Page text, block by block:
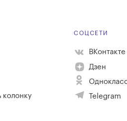
колонку
СОЦСЕТИ
ВКонтакте
Дзен
Telegram